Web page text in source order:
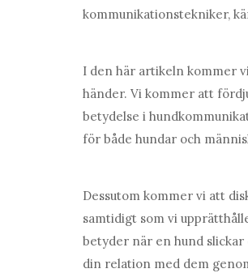
kommunikationstekniker,
I den här artikeln kommer
händer. Vi kommer att
betydelse i
för både hundar och
Dessutom kommer vi att
samtidigt som vi
betyder när en hund
din relation med dem